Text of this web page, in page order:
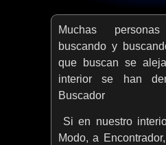
Muchas
buscando y
que buscan se
interior se han
Buscador
Si en nuestro
Modo, a